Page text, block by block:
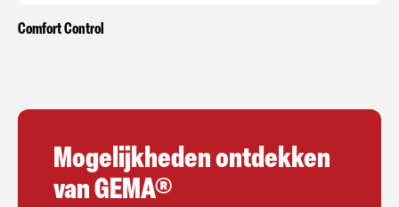
Comfort Control
Mogelijkheden ontdekken
van GEMA®